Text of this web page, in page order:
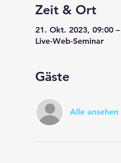
Zeit & Ort
21. Okt. 2023, 09:00
Live-Web-Seminar
Gäste
Alle ansehen